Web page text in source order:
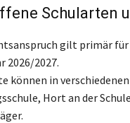
Schularten
gilt primär
2026/2027.
können in
Hort an der